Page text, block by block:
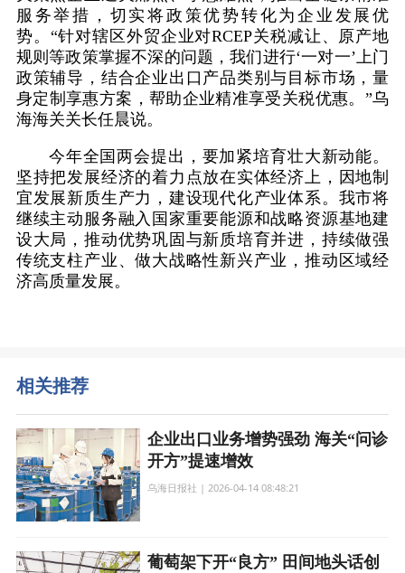
服务举措，切实将政策优势转化为企业发展优
势。“针对辖区外贸企业对RCEP关税减让、原产地
规则等政策掌握不深的问题，我们进行‘一对一’上门
政策辅导，结合企业出口产品类别与目标市场，量
身定制享惠方案，帮助企业精准享受关税优惠。”乌
海海关关长任晨说。
今年全国两会提出，要加紧培育壮大新动能。
坚持把发展经济的着力点放在实体经济上，因地制
宜发展新质生产力，建设现代化产业体系。我市将
继续主动服务融入国家重要能源和战略资源基地建
设大局，推动优势巩固与新质培育并进，持续做强
传统支柱产业、做大战略性新兴产业，推动区域经
济高质量发展。
相关推荐
企业出口业务增势强劲 海关“问诊
开方”提速增效
乌海日报社 | 2026-04-14 08:48:21
葡萄架下开“良方” 田间地头话创